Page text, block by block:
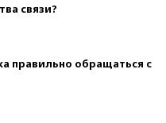
связи?
правильно обращаться с